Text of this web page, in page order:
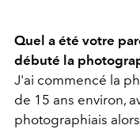
Quel a été votre
débuté la
J'ai commencé la
de 15 ans environ,
photographiais